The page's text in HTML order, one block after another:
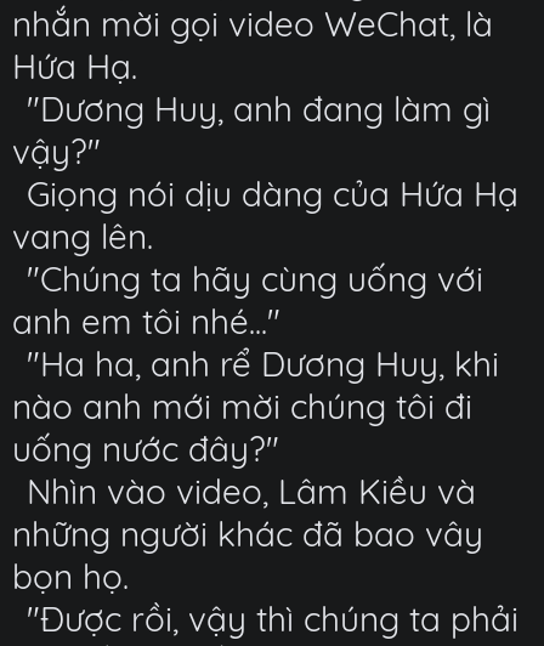
nhắn mời gọi video WeChat, là
Hứa Hạ.
"Dương Huy, anh đang làm gì
vậy?"
Giọng nói dịu dàng của Hứa Hạ
vang lên.
"Chúng ta hãy cùng uống với
anh em tôi nhé..."
"Ha ha, anh rể Dương Huy, khi
nào anh mới mời chúng tôi đi
uống nước đây?"
Nhìn vào video, Lâm Kiều và
những người khác đã bao vây
bọn họ.
"Được rồi, vậy thì chúng ta phải